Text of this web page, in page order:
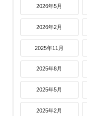
2026年5月
2026年2月
2025年11月
2025年8月
2025年5月
2025年2月